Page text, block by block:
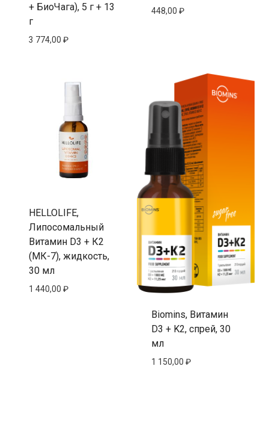
+ БиоЧага), 5 г + 13
г
3 774,00 ₽
448,00 ₽
HELLOLIFE,
Липосомальный
Витамин D3 + К2
(МК-7), жидкость,
30 мл
1 440,00 ₽
Biomins, Витамин
D3 + K2, спрей, 30
мл
1 150,00 ₽